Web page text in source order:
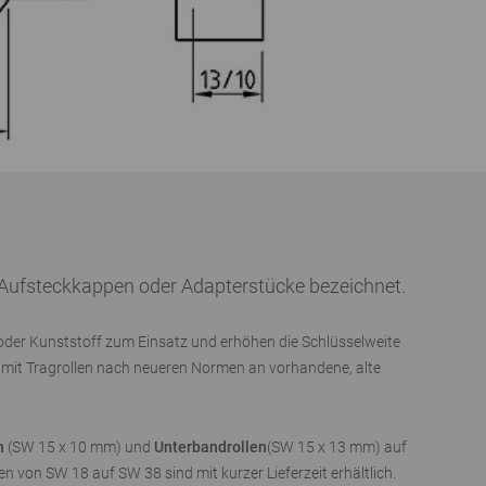
oder Adapterstücke bezeichnet.
Kunststoff zum Einsatz und erhöhen die Schlüsselweite
Tragrollen nach neueren Normen an vorhandene, alte
(SW 15 x 10 mm) und Unterbandrollen(SW 15 x 13 mm) auf
von SW 18 auf SW 38 sind mit kurzer Lieferzeit erhältlich.